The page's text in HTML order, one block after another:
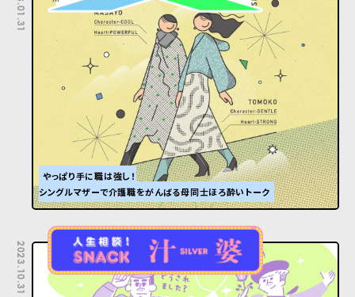
やっぱり手に職は強し！
シングルマザーで介護職をがんばる母同士ほろ酔いトーク
2023.10.31